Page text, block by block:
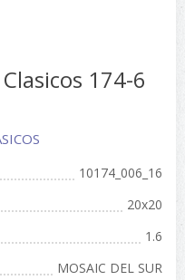
174-6
10174_006_16
20x20
1.6
MOSAIC DEL SUR